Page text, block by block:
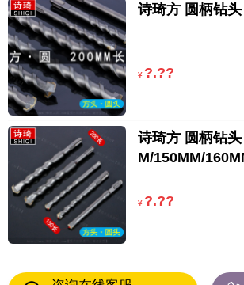
诗琦方 圆柄钻
¥ ?.??
诗琦方 圆柄钻
M/150MM/
¥ ?.??